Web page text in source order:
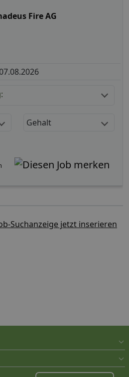
Fire AG
Gehalt
Suchanzeige jetzt inserieren